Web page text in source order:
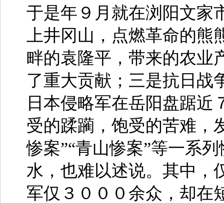
于是年９月就在浏阳文家
上井冈山，点燃革命的
畔的袁隆平，带来的农业
了重大贡献；三是抗日战
日本侵略军在岳阳盘踞近
受的蹂躏，饱受的苦难，
惨案”“青山惨案”等一系
水，也难以述说。其中，
军仅３０００余众，却在